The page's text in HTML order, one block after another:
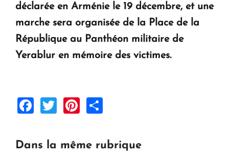
en Arménie
Le premier hôtel Hyatt Regency d'Arménie
ouvrira ses portes à Dilijan
déclarée en Arménie le 19 décembre, et une
marche sera organisée de la Place de la
République au Panthéon militaire de
Yerablur en mémoire des victimes.
Facebook
TwitterPinterest
Dans la même rubrique